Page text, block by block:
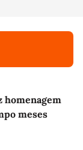
homenagem
meses